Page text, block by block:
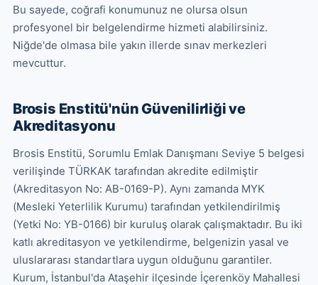
Bu sayede, coğrafi konumunuz ne olursa olsun
profesyonel bir belgelendirme hizmeti alabilirsiniz.
Niğde'de olmasa bile yakın illerde sınav merkezleri
mevcuttur.
Brosis Enstitü'nün Güvenilirliği ve
Akreditasyonu
Brosis Enstitü, Sorumlu Emlak Danışmanı Seviye 5 belgesi
verilişinde TÜRKAK tarafından akredite edilmiştir
(Akreditasyon No: AB-0169-P). Aynı zamanda MYK
(Mesleki Yeterlilik Kurumu) tarafından yetkilendirilmiş
(Yetki No: YB-0166) bir kuruluş olarak çalışmaktadır. Bu iki
katlı akreditasyon ve yetkilendirme, belgenizin yasal ve
uluslararası standartlara uygun olduğunu garantiler.
Kurum, İstanbul'da Ataşehir ilçesinde İçerenköy Mahallesi